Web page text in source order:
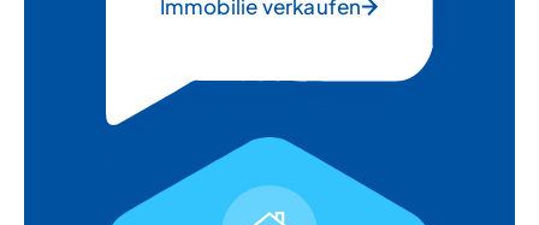
Immobilie verkaufen